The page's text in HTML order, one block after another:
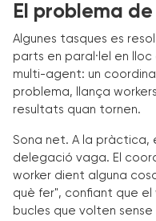
El problema
Algunes tasques es
parts en paral·lel en
multi-agent: un
problema, llança
resultats quan tornen.
Sona net. A la pràctica,
delegació vaga. El
worker dient alguna
què fer", confiant que el
bucles que volten